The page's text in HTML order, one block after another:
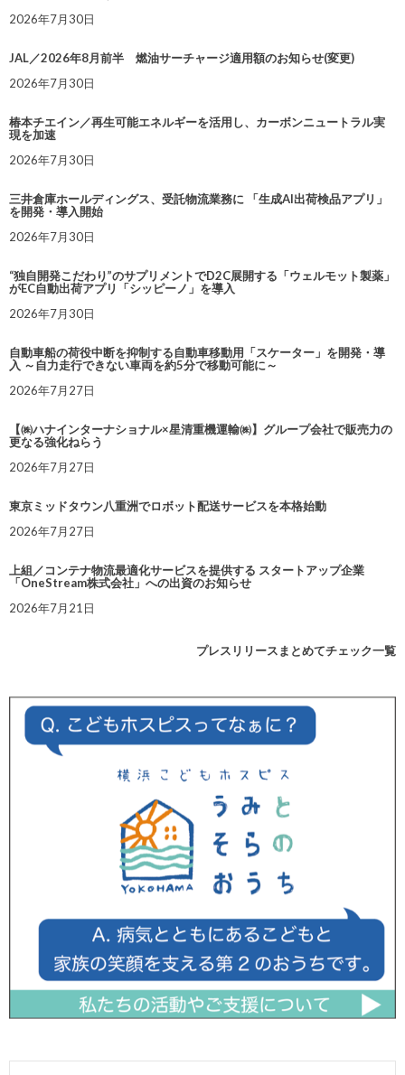
2026年7月30日
JAL／2026年8月前半 燃油サーチャージ適用額のお知らせ(変更)
2026年7月30日
椿本チエイン／再生可能エネルギーを活用し、カーボンニュートラル実
現を加速
2026年7月30日
三井倉庫ホールディングス、受託物流業務に 「生成AI出荷検品アプリ」
を開発・導入開始
2026年7月30日
“独自開発こだわり”のサプリメントでD2C展開する「ウェルモット製薬」
がEC自動出荷アプリ「シッピーノ」を導入
2026年7月30日
自動車船の荷役中断を抑制する自動車移動用「スケーター」を開発・導
入 ～自力走行できない車両を約5分で移動可能に～
2026年7月27日
【㈱ハナインターナショナル×星清重機運輸㈱】グループ会社で販売力の
更なる強化ねらう
2026年7月27日
東京ミッドタウン八重洲でロボット配送サービスを本格始動
2026年7月27日
上組／コンテナ物流最適化サービスを提供する スタートアップ企業
「OneStream株式会社」への出資のお知らせ
2026年7月21日
プレスリリースまとめてチェック一覧